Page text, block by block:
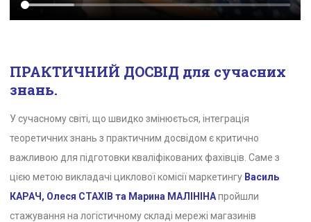
ПРАКТИЧНИЙ ДОСВІД для сучасних
знань.
У сучасному світі, що швидко змінюється, інтеграція
теоретичних знань з практичним досвідом є критично
важливою для підготовки кваліфікованих фахівців. Саме з
цією метою викладачі циклової комісії маркетингу Василь
КАРАЧ, Олеся СТАХІВ та Марина МАЛІНІНАпройшли
стажування на логістичному складі мережі магазинів